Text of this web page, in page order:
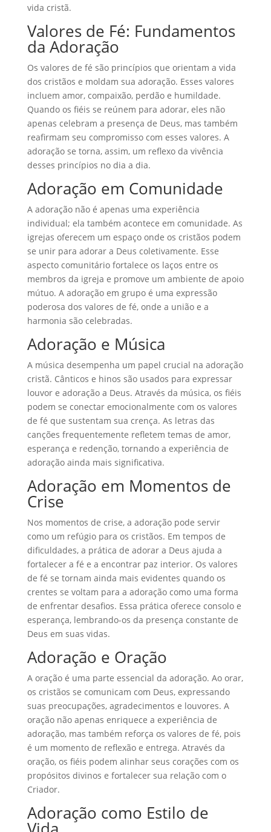
vida cristã.
Valores de Fé: Fundamentos
da Adoração
Os valores de fé são princípios que orientam a vida
dos cristãos e moldam sua adoração. Esses valores
incluem amor, compaixão, perdão e humildade.
Quando os fiéis se reúnem para adorar, eles não
apenas celebram a presença de Deus, mas também
reafirmam seu compromisso com esses valores. A
adoração se torna, assim, um reflexo da vivência
desses princípios no dia a dia.
Adoração em Comunidade
A adoração não é apenas uma experiência
individual; ela também acontece em comunidade. As
igrejas oferecem um espaço onde os cristãos podem
se unir para adorar a Deus coletivamente. Esse
aspecto comunitário fortalece os laços entre os
membros da igreja e promove um ambiente de apoio
mútuo. A adoração em grupo é uma expressão
poderosa dos valores de fé, onde a união e a
harmonia são celebradas.
Adoração e Música
A música desempenha um papel crucial na adoração
cristã. Cânticos e hinos são usados para expressar
louvor e adoração a Deus. Através da música, os fiéis
podem se conectar emocionalmente com os valores
de fé que sustentam sua crença. As letras das
canções frequentemente refletem temas de amor,
esperança e redenção, tornando a experiência de
adoração ainda mais significativa.
Adoração em Momentos de
Crise
Nos momentos de crise, a adoração pode servir
como um refúgio para os cristãos. Em tempos de
dificuldades, a prática de adorar a Deus ajuda a
fortalecer a fé e a encontrar paz interior. Os valores
de fé se tornam ainda mais evidentes quando os
crentes se voltam para a adoração como uma forma
de enfrentar desafios. Essa prática oferece consolo e
esperança, lembrando-os da presença constante de
Deus em suas vidas.
Adoração e Oração
A oração é uma parte essencial da adoração. Ao orar,
os cristãos se comunicam com Deus, expressando
suas preocupações, agradecimentos e louvores. A
oração não apenas enriquece a experiência de
adoração, mas também reforça os valores de fé, pois
é um momento de reflexão e entrega. Através da
oração, os fiéis podem alinhar seus corações com os
propósitos divinos e fortalecer sua relação com o
Criador.
Adoração como Estilo de